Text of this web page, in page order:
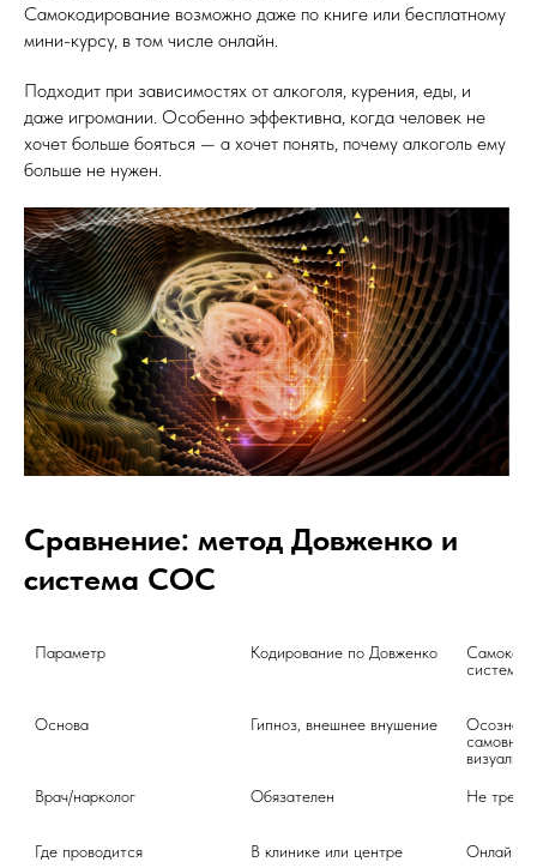
Самокодирование возможно даже по книге или бесплатному
мини-курсу, в том числе онлайн.
Подходит при зависимостях от алкоголя, курения, еды, и
даже игромании. Особенно эффективна, когда человек не
хочет больше бояться — а хочет понять, почему алкоголь ему
больше не нужен.
Сравнение: метод Довженко и
система СОС
Параметр Кодирование по Довженко
системе
Основа Гипноз, внешнее внушение
Врач/нарколог
Обязателен Не
Где проводится В клинике или центре Онлайн,